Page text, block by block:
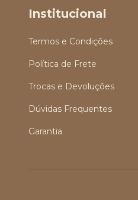
Institucional
Termos e Condições
Política de Frete
Trocas e Devoluções
Dúvidas Frequentes
Garantia